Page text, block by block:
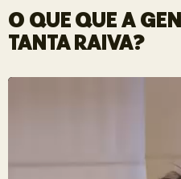
O QUE QUE A
TANTA RAIVA?